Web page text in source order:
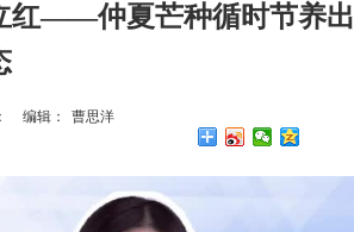
红——仲夏芒种循时节养出
编辑： 曹思洋